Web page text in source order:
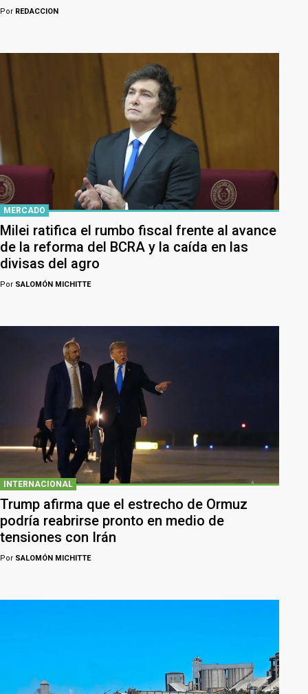
Por REDACCION
MERCADO
Milei ratifica el rumbo fiscal frente al avance
de la reforma del BCRA y la caída en las
divisas del agro
Por SALOMÓN MICHITTE
INTERNACIONAL
Trump afirma que el estrecho de Ormuz
podría reabrirse pronto en medio de
tensiones con Irán
Por SALOMÓN MICHITTE